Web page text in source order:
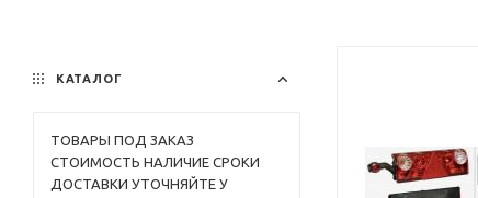
КАТАЛОГ
TОВАРЫ ПОД ЗАКАЗ
СТОИМОСТЬ НАЛИЧИЕ СРОКИ
ДОСТАВКИ УТОЧНЯЙТЕ У